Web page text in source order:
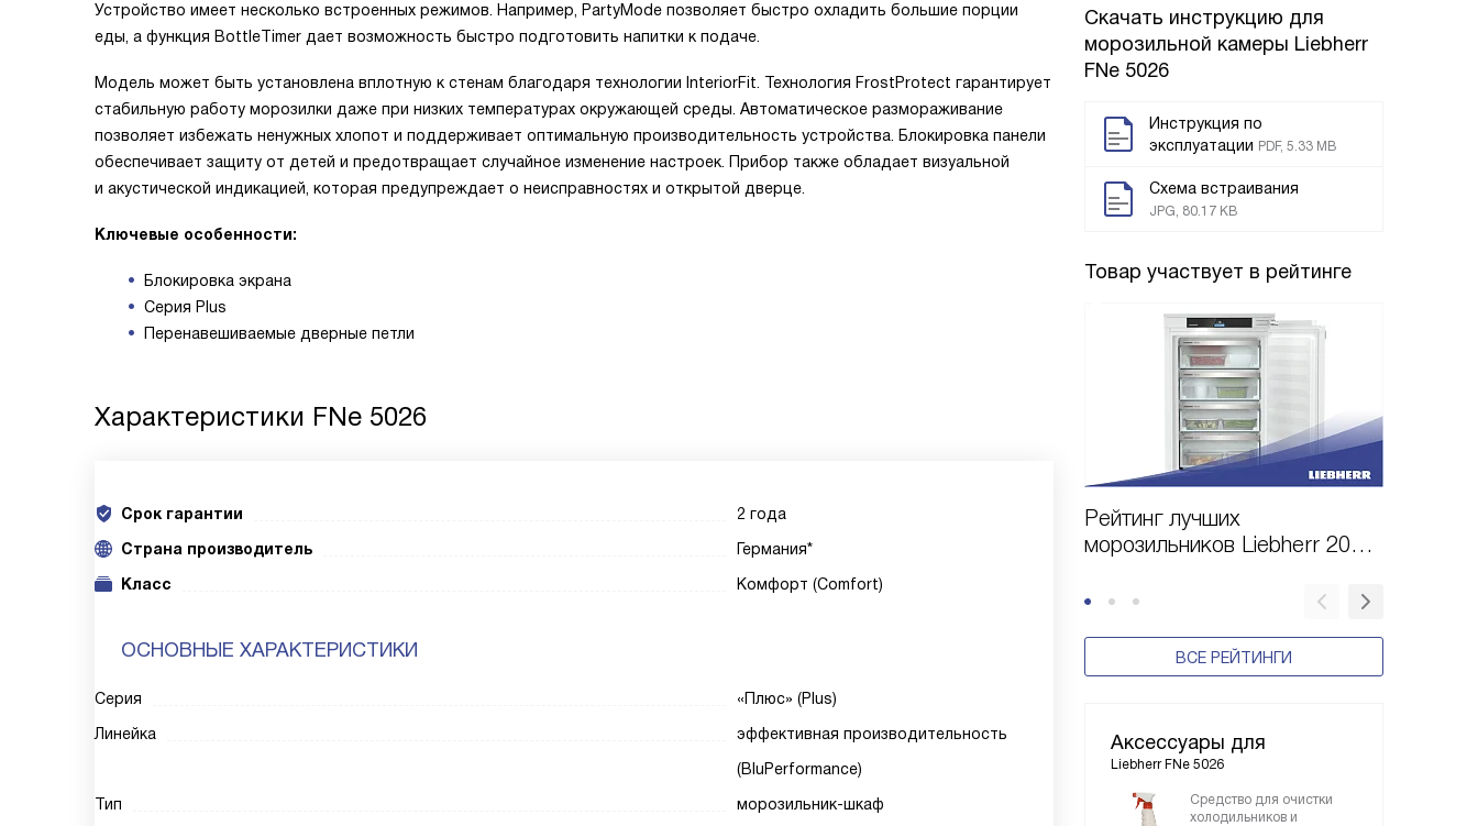
Скачать инструкцию для
морозильной камеры Liebherr
FNe 5026
Инструкция по
эксплуатации PDF, 5.33 MB
Схема встраивания
JPG, 80.17 KB
Товар участвует в рейтинге
Рейтинг лучших
морозильников Liebherr 2024
ВСЕ РЕЙТИНГИ
Аксессуары для
Liebherr FNe 5026
Средство для очистки
холодильников и
Устройство имеет несколько встроенных режимов. Например, PartyMode позволяет быстро охладить большие порции
еды, а функция BottleTimer дает возможность быстро подготовить напитки к подаче.
Модель может быть установлена вплотную к стенам благодаря технологии InteriorFit. Технология FrostProtect гарантирует
стабильную работу морозилки даже при низких температурах окружающей среды. Автоматическое размораживание
позволяет избежать ненужных хлопот и поддерживает оптимальную производительность устройства. Блокировка панели
обеспечивает защиту от детей и предотвращает случайное изменение настроек. Прибор также обладает визуальной
и акустической индикацией, которая предупреждает о неисправностях и открытой дверце.
Ключевые особенности:
Блокировка экрана
Серия Plus
Перенавешиваемые дверные петли
Характеристики FNe 5026
Срок гарантии
2 года
Cтрана производитель
Германия*
Класс
Комфорт (Comfort)
ОСНОВНЫЕ ХАРАКТЕРИСТИКИ
Серия
«Плюс» (Plus)
Линейка
эффективная производительность
(BluPerformance)
Тип
морозильник-шкаф